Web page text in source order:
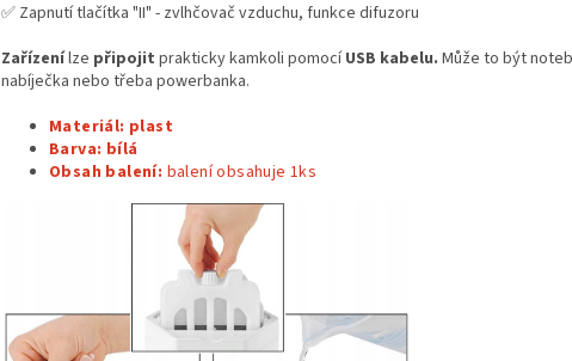
✅ Zapnutí tlačítka "II" - zvlhčovač vzduchu, funkce difuzoru
Zařízenílze připojit prakticky kamkoli pomocíUSB kabelu. Může to být
nabíječka nebo třeba powerbanka.
Materiál: plast
Barva: bílá
Obsah balení: balení obsahuje 1ks